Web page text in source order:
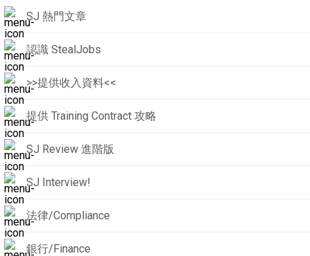
SJ 熱門文章
認識 StealJobs
>>提供收入資料<<
提供 Training Contract 攻略
SJ Review 進階版
SJ Interview!
法律/Compliance
銀行/Finance